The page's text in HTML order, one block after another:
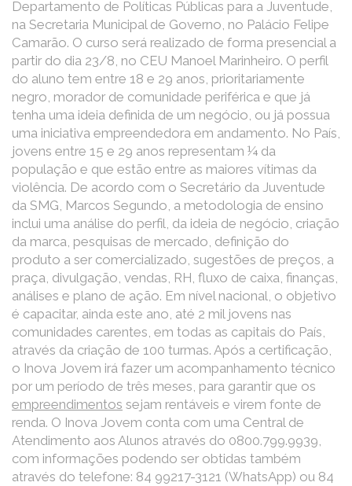
Departamento de Políticas Públicas para a Juventude,
na Secretaria Municipal de Governo, no Palácio Felipe
Camarão. O curso será realizado de forma presencial a
partir do dia 23/8, no CEU Manoel Marinheiro. O perfil
do aluno tem entre 18 e 29 anos, prioritariamente
negro, morador de comunidade periférica e que já
tenha uma ideia definida de um negócio, ou já possua
uma iniciativa empreendedora em andamento. No País,
jovens entre 15 e 29 anos representam ¼ da
população e que estão entre as maiores vítimas da
violência. De acordo com o Secretário da Juventude
da SMG, Marcos Segundo, a metodologia de ensino
inclui uma análise do perfil, da ideia de negócio, criação
da marca, pesquisas de mercado, definição do
produto a ser comercializado, sugestões de preços, a
praça, divulgação, vendas, RH, fluxo de caixa, finanças,
análises e plano de ação. Em nível nacional, o objetivo
é capacitar, ainda este ano, até 2 mil jovens nas
comunidades carentes, em todas as capitais do País,
através da criação de 100 turmas. Após a certificação,
o Inova Jovem irá fazer um acompanhamento técnico
por um período de três meses, para garantir que os
empreendimentos sejam rentáveis e virem fonte de
renda. O Inova Jovem conta com uma Central de
Atendimento aos Alunos através do 0800.799.9939,
com informações podendo ser obtidas também
através do telefone: 84 99217-3121 (WhatsApp) ou 84